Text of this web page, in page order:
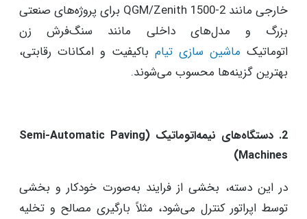
خارجی مانند QGM/Zenith 1500-2 برای پروژه‌های صنعتی
بزرگ و مدل‌های داخلی مانند سنگ‌فرش زن
اتوماتیکماشین سازی تیامباکیفیت و امکانات رقابتی،
بهترین گزینه‌ها محسوب می‌شوند.
2. دستگاه‌های نیمه‌اتوماتیک (Semi-Automatic Paving
Machines)
در این دسته، بخشی از فرایند به‌صورت خودکار و بخشی
توسط اپراتور کنترل می‌شود، مثلاً بارگیری مصالح و تخلیه